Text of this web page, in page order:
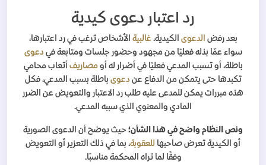
رد اعتبار دعوى كيدية
بعد رفض الدعوى الكيدية،غالبية الأشخاص ترغب في رد اعتبارها،
سواء عمّا بذله فعليًا من مجهود وحضور جلسات ومتابعة في دعوى
باطلة، أو تسبب المدعي فعليًا في أضرار له أومصاريف أتعاب محامي
تكبدها حتى يتمكن من الدفاع عن دعوى باطلة بسبب المدعي، فكل
هذه مبررات يمكن للمدعى عليه طلب رد الاعتبار والتعويض عن الضرر
المادي والمعنوي الذي سببه المدعي.
ونص النظام واضح في هذا الشأن؛ حيث يوضح أن الدعوى الصورية
أو الكيدية تعرض صاحبها للعقوبة، بما في ذلك التعزير أو التعويض
وفقًا لما تراه المحكمة مناسبًا.